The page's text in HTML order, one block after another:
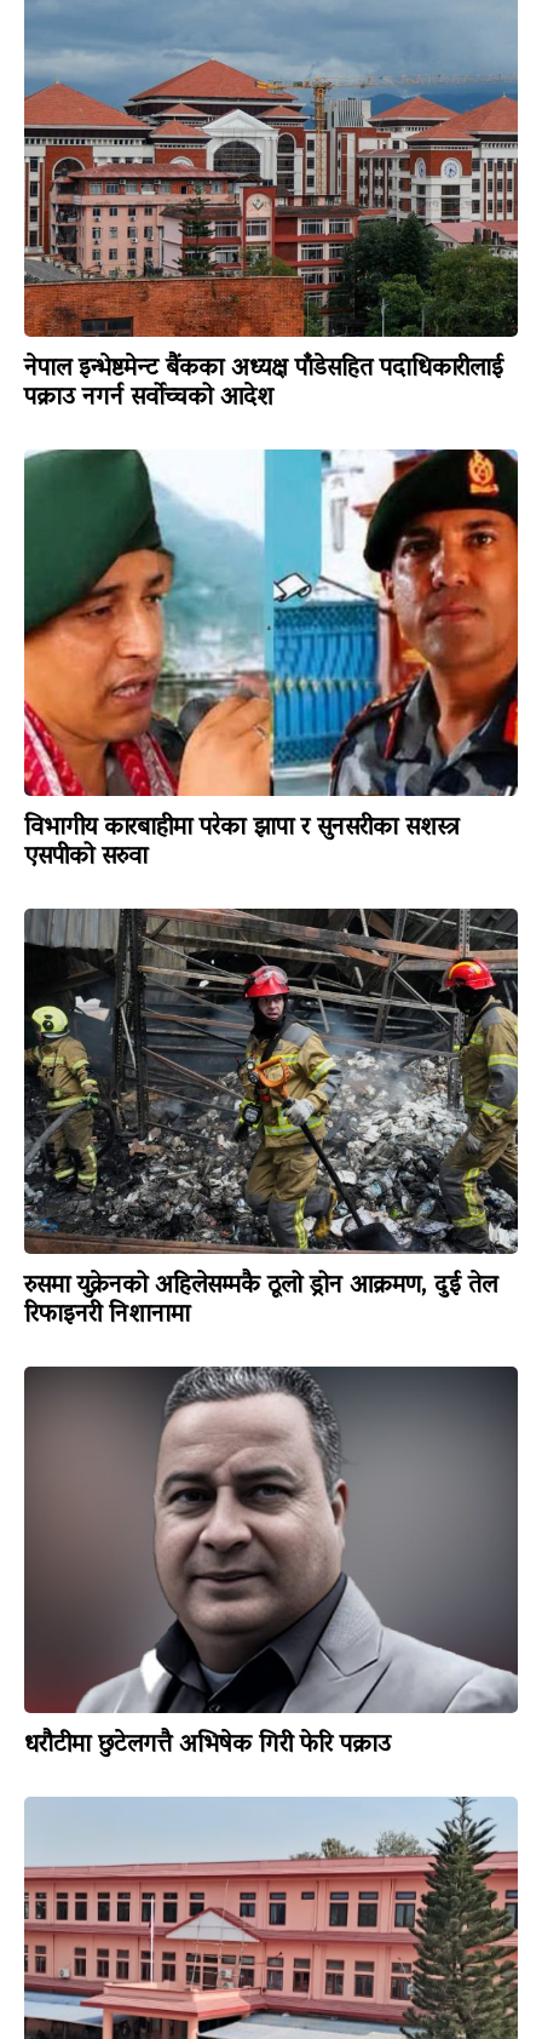
नेपाल इन्भेष्टमेन्ट बैंकका अध्यक्ष पाँडेसहित पदाधिकारीलाई
पक्राउ नगर्न सर्वोच्चको आदेश
विभागीय कारबाहीमा परेका झापा र सुनसरीका सशस्त्र
एसपीको सरुवा
रुसमा युक्रेनको अहिलेसम्मकै ठूलो ड्रोन आक्रमण, दुई तेल
रिफाइनरी निशानामा
धरौटीमा छुटेलगत्तै अभिषेक गिरी फेरि पक्राउ